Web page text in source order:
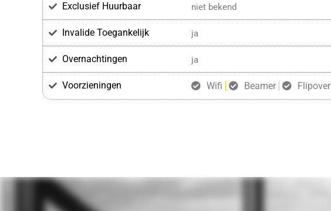
Exclusief Huurbaar niet bekend
Invalide Toegankelijk ja
Overnachtingen ja
Voorzieningen Wifi Beamer Flipover